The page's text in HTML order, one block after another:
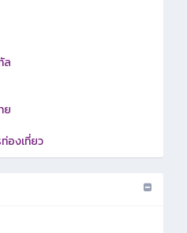
ล
ย
องเที่ยว